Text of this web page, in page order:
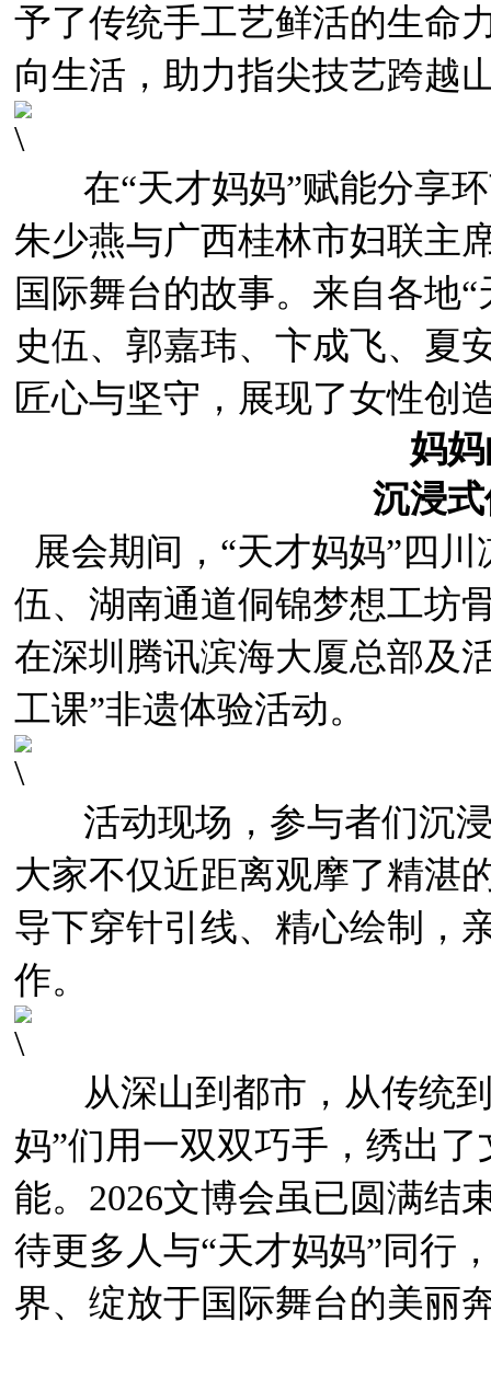
予了传统手工艺鲜活的生命
向生活，助力指尖技艺跨越
在“天才妈妈”赋能分享环
朱少燕与广西桂林市妇联主
国际舞台的故事。来自各地
史伍、郭嘉玮、卞成飞、夏
匠心与坚守，展现了女性创
妈
沉浸
展会期间，“天才妈妈”四
伍、湖南通道侗锦梦想工坊
在深圳腾讯滨海大厦总部及
工课”非遗体验活动。
活动现场，参与者们沉浸
大家不仅近距离观摩了精湛
导下穿针引线、精心绘制，
作。
从深山到都市，从传统到
妈”们用一双双巧手，绣出
能。2026文博会虽已圆满结
待更多人与“天才妈妈”同行
界、绽放于国际舞台的美丽